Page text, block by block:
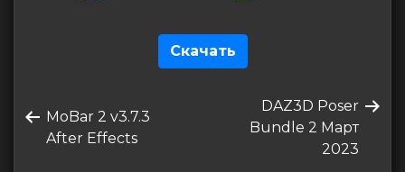
Скачать
по
записям
Предыдущая
запись
MoBar 2 v3.7.3
After Effects
Следующая
запись
DAZ3D Poser
Bundle 2 Март
2023